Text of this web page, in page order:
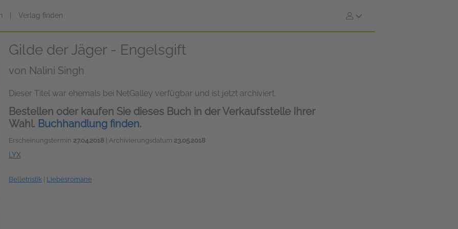
Verlag finden
Gilde der Jäger - Engelsgift
von Nalini Singh
Dieser Titel war ehemals bei NetGalley verfügbar und ist jetzt archiviert.
Bestellen oder kaufen Sie dieses Buch in der Verkaufsstelle Ihrer
Wahl. Buchhandlung finden.
Erscheinungstermin 27.04.2018 | Archivierungsdatum 23.05.2018
LYX
Belletristik Liebesromane